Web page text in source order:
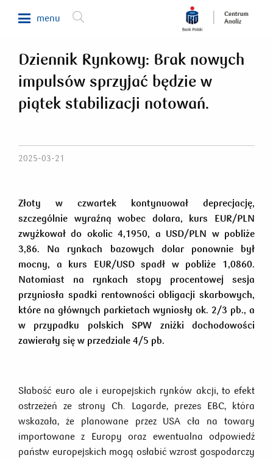
menu
Makroekonomia
Waluty, obligacje, surowce
Analizy sektorowe
Rynki zagraniczne
Newsletter
800 302 302
Dziennik Rynkowy: Brak nowych
impulsów sprzyjać będzie w
piątek stabilizacji notowań.
2025-03-21
Złoty w czwartek kontynuował deprecjację,
szczególnie wyraźną wobec dolara, kurs EUR/PLN
zwyżkował do okolic 4,1950, a USD/PLN w pobliże
3,86. Na rynkach bazowych dolar ponownie był
mocny, a kurs EUR/USD spadł w pobliże 1,0860.
Natomiast na rynkach stopy procentowej sesja
przyniosła spadki rentowności obligacji skarbowych,
które na głównych parkietach wyniosły ok. 2/3 pb., a
w przypadku polskich SPW zniżki dochodowości
zawierały się w przedziale 4/5 pb.
Słabość euro ale i europejskich rynków akcji, to efekt
ostrzeżeń ze strony Ch. Lagarde, prezes EBC, która
wskazała, że planowane przez USA cła na towary
importowane z Europy oraz ewentualna odpowiedź
państw europejskich mogą osłabić wzrost gospodarczy